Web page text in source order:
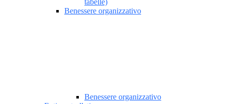
tabelle)
Benessere organizzativo
Benessere organizzativo